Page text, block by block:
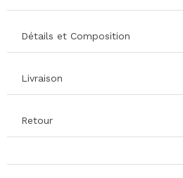
Détails et Composition
Livraison
Retour